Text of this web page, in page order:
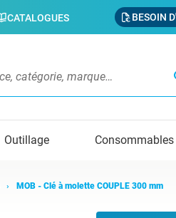
CATALOGUES BESOIN
Outillage Consommables
MOB - Clé à molette COUPLE 300 mm